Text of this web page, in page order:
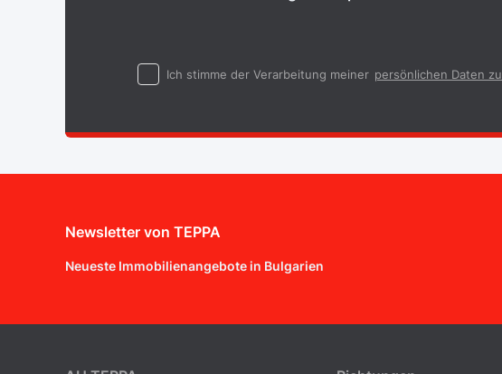
Ich stimme der Verarbeitung meiner persönlichen Daten zu
Newsletter von TEPPA
Neueste Immobilienangebote in Bulgarien